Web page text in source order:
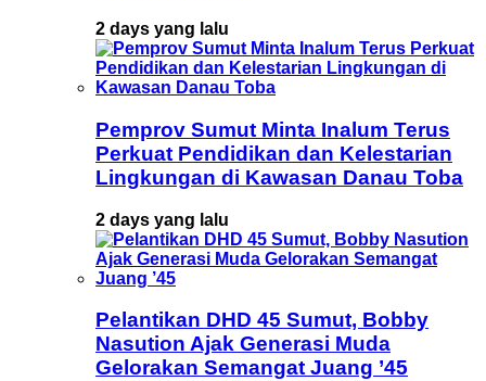
2 days yang lalu
Pemprov Sumut Minta Inalum Terus
Perkuat Pendidikan dan Kelestarian
Lingkungan di Kawasan Danau Toba
2 days yang lalu
Pelantikan DHD 45 Sumut, Bobby
Nasution Ajak Generasi Muda
Gelorakan Semangat Juang ’45